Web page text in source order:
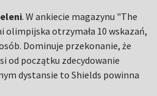
. W ankiecie magazynu "The
otrzymała 10 wskazań,
Dominuje przekonanie, że
od początku zdecydowanie
dystansie to Shields powinna